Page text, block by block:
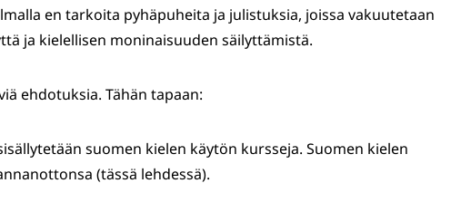
en tarkoita pyhäpuheita ja julistuksia, joissa vakuutetaan
ja kielellisen moninaisuuden säilyttämistä.
ehdotuksia. Tähän tapaan:
suomen kielen käytön kursseja. Suomen kielen
(tässä lehdessä).